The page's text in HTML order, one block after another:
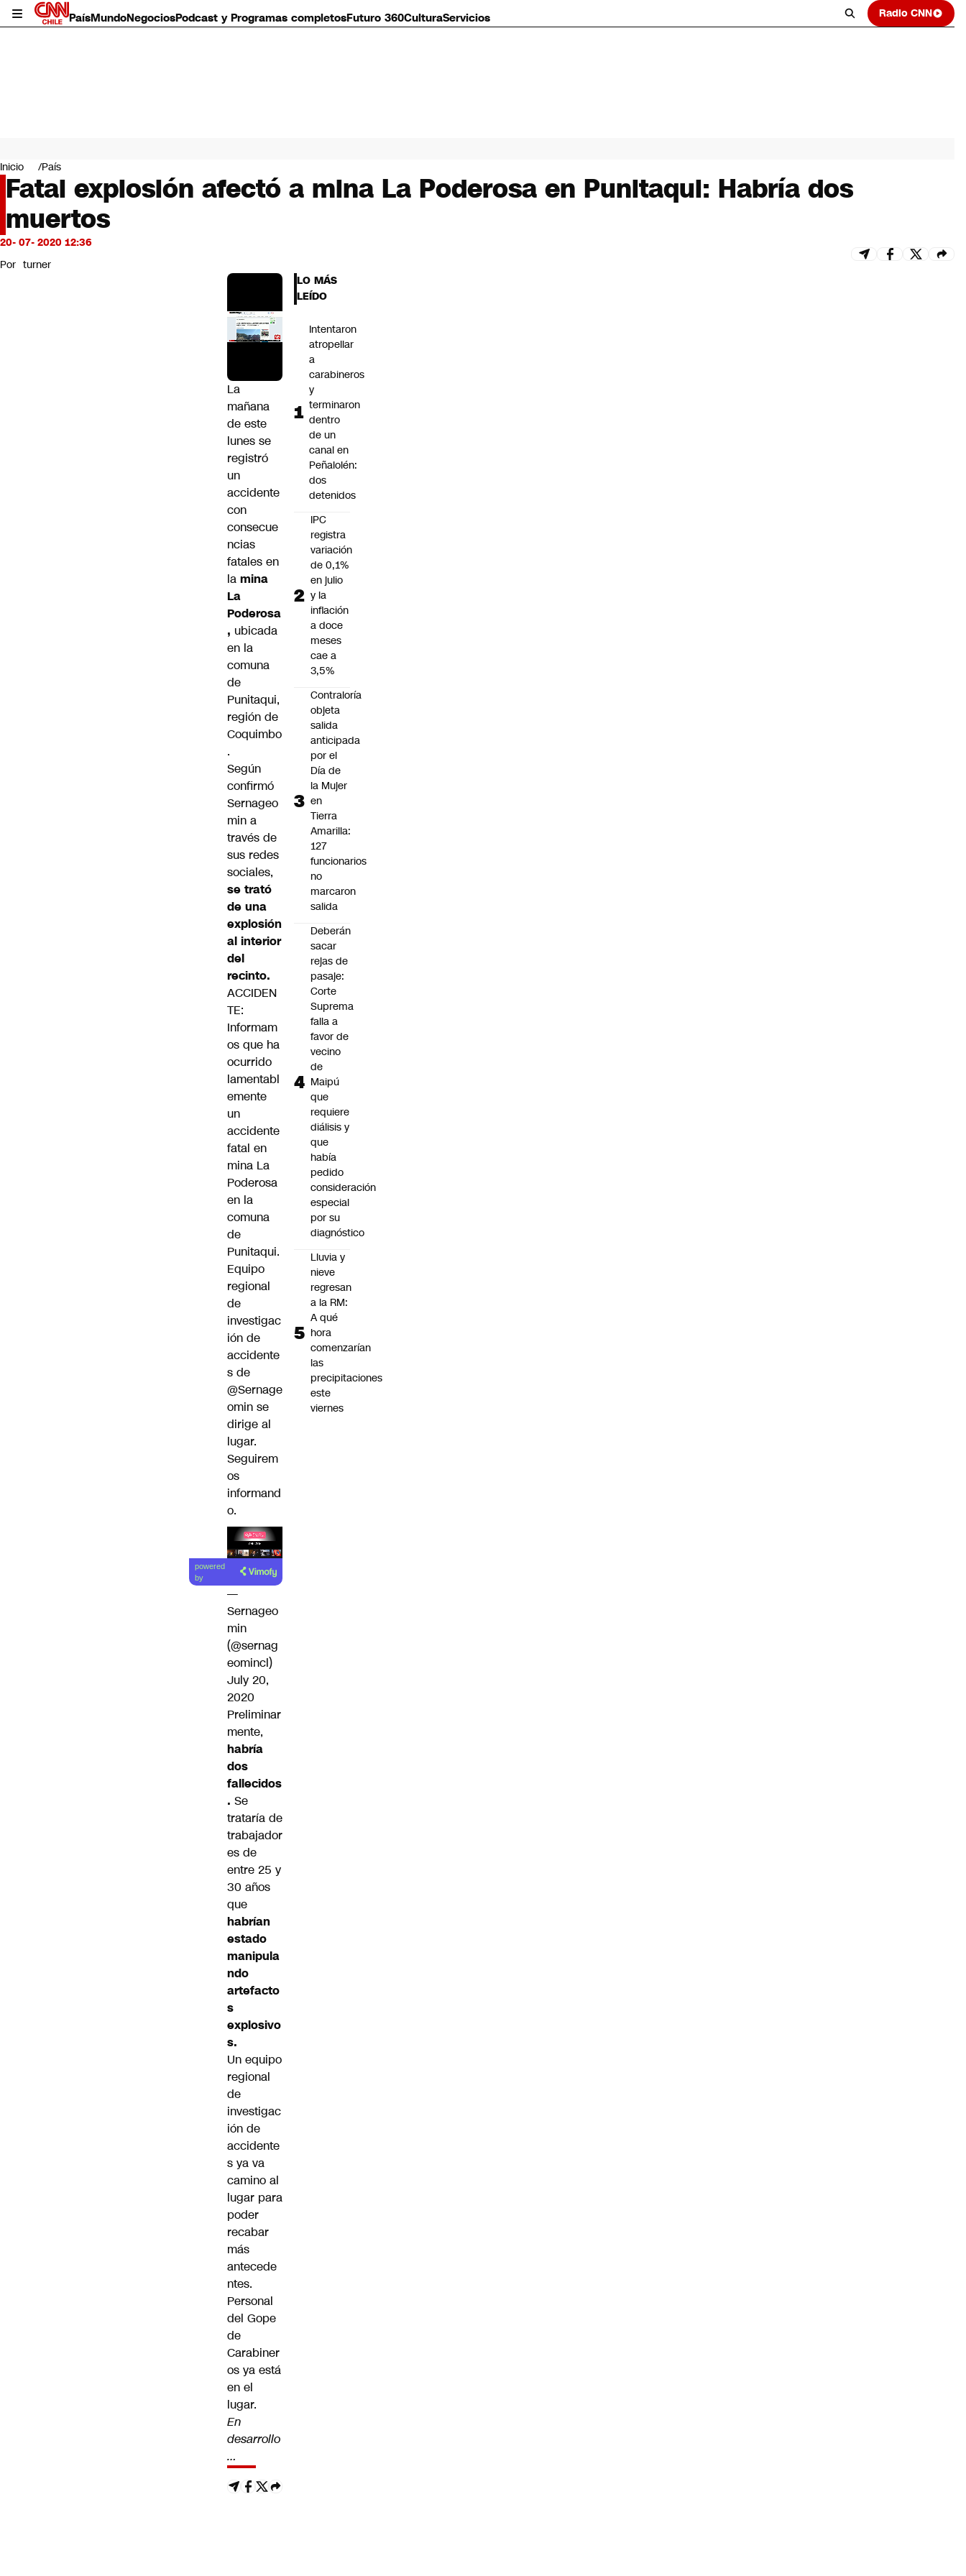
PaísMundoNegociosPodcast y Programas completosFuturo 360CulturaServicios Radio CNN
Mundo
Negocios
Deportes
Programas completos
Cultura
Servicios
Bits
CNN Data
Inicio País
Fatal explosión afectó a mina La Poderosa en Punitaqui: Habría dos
muertos
20- 07- 2020 12:36
Por turner
La
mañana
de este
lunes se
registró
un
accidente
con
consecue
ncias
fatales en
la mina
La
Poderosa
, ubicada
en la
comuna
de
Punitaqui,
región de
Coquimbo
.
Según
confirmó
Sernageo
min a
través de
sus redes
sociales,
se trató
de una
explosión
al interior
del
recinto.
ACCIDEN
TE:
Informam
os que ha
ocurrido
lamentabl
emente
un
accidente
fatal en
mina La
Poderosa
en la
comuna
de
Punitaqui.
Equipo
regional
de
investigac
ión de
accidente
s de
@Sernage
omin se
dirige al
lugar.
Seguirem
os
informand
o.
Lea el
artículo
powered
by
—
Sernageo
min
(@sernag
eomincl)
July 20,
2020
Preliminar
mente,
habría
dos
fallecidos
. Se
trataría de
trabajador
es de
entre 25 y
30 años
que
habrían
estado
manipula
ndo
artefacto
s
explosivo
s.
Un equipo
regional
de
investigac
ión de
accidente
s ya va
camino al
lugar para
poder
recabar
más
antecede
ntes.
Personal
del Gope
de
Carabiner
os ya está
en el
lugar.
En
desarrollo
…
LO MÁS
LEÍDO
Intentaron
atropellar
a
carabineros
y
terminaron
dentro
de un
canal en
Peñalolén:
dos
detenidos
IPC
registra
variación
de 0,1%
en julio
y la
inflación
a doce
meses
cae a
3,5%
Contraloría
objeta
salida
anticipada
por el
Día de
la Mujer
en
Tierra
Amarilla:
127
funcionarios
no
marcaron
salida
Deberán
sacar
rejas de
pasaje:
Corte
Suprema
falla a
favor de
vecino
de
Maipú
que
requiere
diálisis y
que
había
pedido
consideración
especial
por su
diagnóstico
Lluvia y
nieve
regresan
a la RM:
A qué
hora
comenzarían
las
precipitaciones
este
viernes